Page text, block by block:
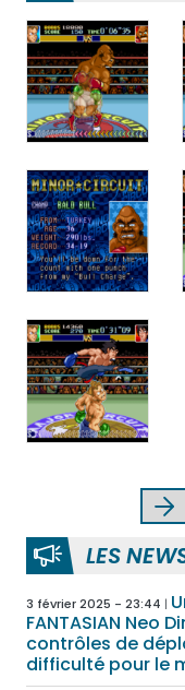
LES
3 février 2025 - 23:44
FANTASIAN Neo
contrôles de
difficulté pour le